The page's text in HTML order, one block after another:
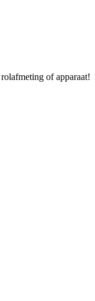
of apparaat!